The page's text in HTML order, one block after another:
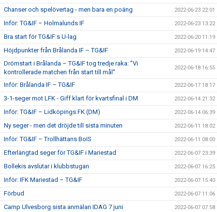
Chanser och spelövertag - men bara en poäng 2022-06-23 22:01
Inför: TG&IF – Holmalunds IF 2022-06-23 13:22
Bra start för TG&IF:s U-lag 2022-06-20 11:19
Höjdpunkter från Brålanda IF – TG&IF 2022-06-19 14:47
Drömstart i Brålanda – TG&IF tog tredje raka: ”Vi
kontrollerade matchen från start till mål”
2022-06-18 16:55
Inför: Brålanda IF – TG&IF 2022-06-17 18:17
3-1-seger mot LFK - Giff klart för kvartsfinal i DM 2022-06-14 21:32
Inför: TG&IF – Lidköpings FK (DM) 2022-06-14 06:39
Ny seger - men det dröjde till sista minuten 2022-06-11 18:02
Inför: TG&IF – Trollhättans BoIS 2022-06-11 08:00
Efterlängtad seger för TG&IF i Mariestad 2022-06-07 23:39
Bollekis avslutar i klubbstugan 2022-06-07 16:25
Inför: IFK Mariestad – TG&IF 2022-06-07 15:40
Förbud 2022-06-07 11:06
Camp Ulvesborg sista anmälan IDAG 7 juni 2022-06-07 07:58